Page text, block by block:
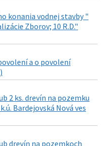
konania vodnej stavby "
Zborov; 10 R.D."
a o povolení
2 ks. drevín na pozemku
Bardejovská Nová ves
drevín na pozemkoch